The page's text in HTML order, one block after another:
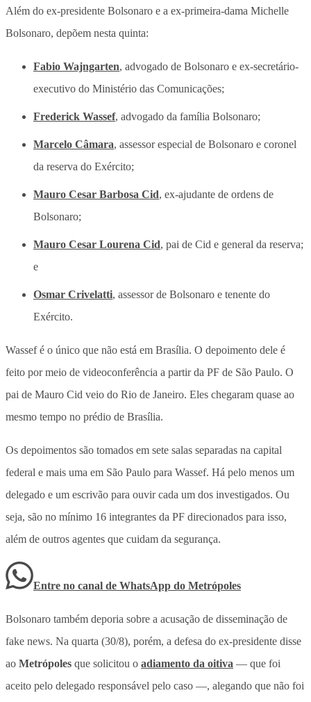
Além do ex-presidente Bolsonaro e a ex-primeira-dama Michelle
Bolsonaro, depõem nesta quinta:
Fabio Wajngarten, advogado de Bolsonaro e ex-secretário-
executivo do Ministério das Comunicações;
Frederick Wassef, advogado da família Bolsonaro;
Marcelo Câmara, assessor especial de Bolsonaro e coronel
da reserva do Exército;
Mauro Cesar Barbosa Cid, ex-ajudante de ordens de
Bolsonaro;
Mauro Cesar Lourena Cid, pai de Cid e general da reserva;
e
Osmar Crivelatti, assessor de Bolsonaro e tenente do
Exército.
Wassef é o único que não está em Brasília. O depoimento dele é
feito por meio de videoconferência a partir da PF de São Paulo. O
pai de Mauro Cid veio do Rio de Janeiro. Eles chegaram quase ao
mesmo tempo no prédio de Brasília.
Os depoimentos são tomados em sete salas separadas na capital
federal e mais uma em São Paulo para Wassef. Há pelo menos um
delegado e um escrivão para ouvir cada um dos investigados. Ou
seja, são no mínimo 16 integrantes da PF direcionados para isso,
além de outros agentes que cuidam da segurança.
Entre no canal de WhatsApp do Metrópoles
Bolsonaro também deporia sobre a acusação de disseminação de
fake news. Na quarta (30/8), porém, a defesa do ex-presidente disse
ao Metrópoles que solicitou o adiamento da oitiva — que foi
aceito pelo delegado responsável pelo caso —, alegando que não foi